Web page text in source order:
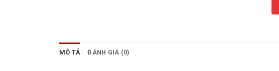
MÔ TẢ ĐÁNH GIÁ (0)